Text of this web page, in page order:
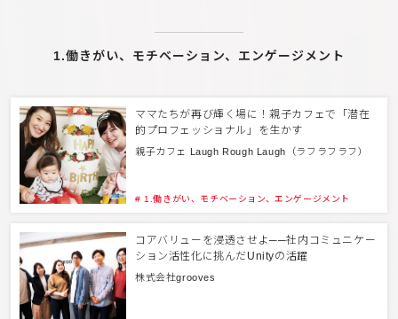
1.働きがい、モチベーション、エンゲージメント
ママたちが再び輝く場に！親子カフェで「潜在
的プロフェッショナル」を生かす
親子カフェ Laugh Rough Laugh（ラフラフラフ）
# 1.働きがい、モチベーション、エンゲージメント
コアバリューを浸透させよ──社内コミュニケー
ション活性化に挑んだUnityの活躍
株式会社grooves